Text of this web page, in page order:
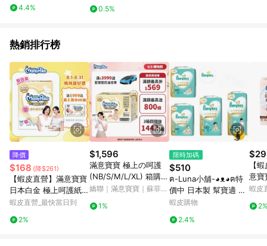
4.4%
0.5%
熱銷排行榜
降價
$168 (降$261)
【蝦皮直營】滿意寶寶
日本白金 極上呵護紙尿
褲 黏貼型/輕巧褲 極上
意寶寶極上呵護
蝦皮直營_最快當日到
2%
$1,596
滿意寶寶 極上の呵護
(NB/S/M/L/XL) 箱購
(黏貼型尿布/紙尿褲/日
店
嬌聯｜滿意寶寶｜蘇菲｜
1%
限時加碼
$510
ฅ-Luna小舖-◕ᴥ◕ฅ特
價中 日本製 幫寶適 最
新包裝 黏貼 褲型 尿布
包裝
蝦皮購物
2.4%
【
意寶
貼型
蝦皮